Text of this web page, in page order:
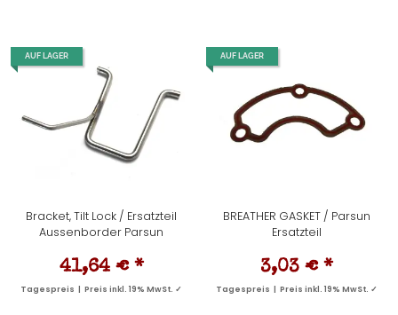
AUF LAGER
Bracket, Tilt Lock / Ersatzteil
Aussenborder Parsun
41,64 € *
Tagespreis | Preis inkl. 19% MwSt. ✓
AUF LAGER
BREATHER GASKET / Parsun
Ersatzteil
3,03 € *
Tagespreis | Preis inkl. 19% MwSt. ✓